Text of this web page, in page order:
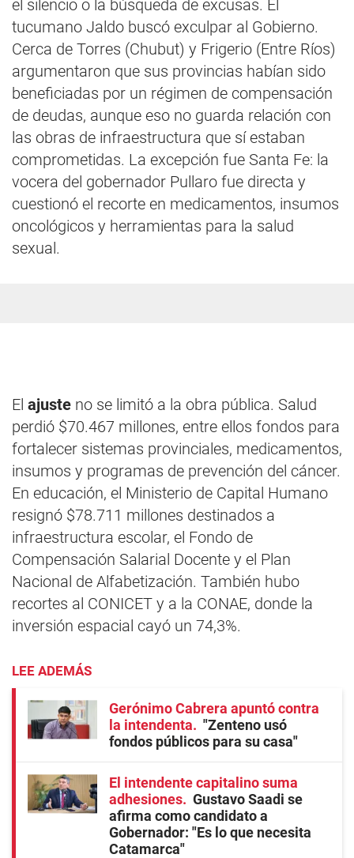
el silencio o la búsqueda de excusas. El
tucumano Jaldo buscó exculpar al Gobierno.
Cerca de Torres (Chubut) y Frigerio (Entre Ríos)
argumentaron que sus provincias habían sido
beneficiadas por un régimen de compensación
de deudas, aunque eso no guarda relación con
las obras de infraestructura que sí estaban
comprometidas. La excepción fue Santa Fe: la
vocera del gobernador Pullaro fue directa y
cuestionó el recorte en medicamentos, insumos
oncológicos y herramientas para la salud
sexual.
El ajuste no se limitó a la obra pública. Salud
perdió $70.467 millones, entre ellos fondos para
fortalecer sistemas provinciales, medicamentos,
insumos y programas de prevención del cáncer.
En educación, el Ministerio de Capital Humano
resignó $78.711 millones destinados a
infraestructura escolar, el Fondo de
Compensación Salarial Docente y el Plan
Nacional de Alfabetización. También hubo
recortes al CONICET y a la CONAE, donde la
inversión espacial cayó un 74,3%.
LEE ADEMÁS
Gerónimo Cabrera apuntó contra
la intendenta
"Zenteno usó
fondos públicos para su casa"
El intendente capitalino suma
adhesiones
Gustavo Saadi se
afirma como candidato a
Gobernador: "Es lo que necesita
Catamarca"